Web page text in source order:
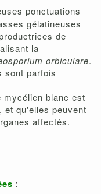
ponctuations
gélatineuses
de
la
orbiculare.
sont parfois
mycélien blanc est
qu'elles peuvent
affectés.
: